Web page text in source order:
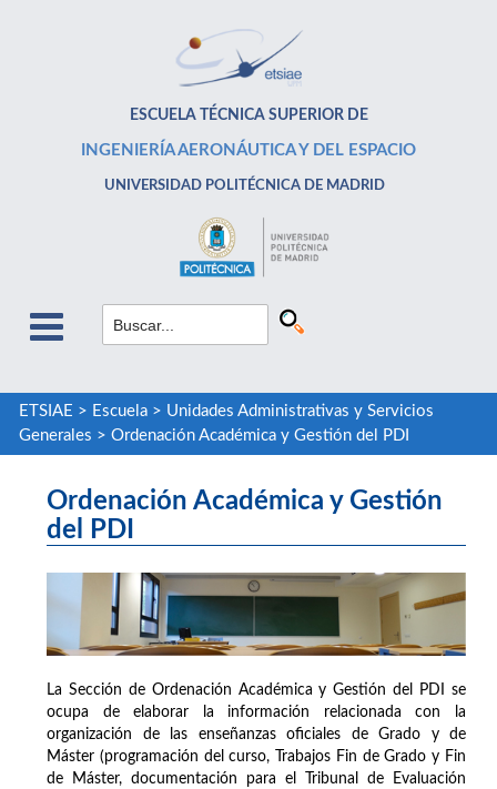
ESCUELA TÉCNICA SUPERIOR DE
INGENIERÍA AERONÁUTICA Y DEL ESPACIO
UNIVERSIDAD POLITÉCNICA DE MADRID
ETSIAE > Escuela> Unidades Administrativas y Servicios
Generales > Ordenación Académica y Gestión del PDI
Ordenación Académica y Gestión
del PDI
La Sección de Ordenación Académica y Gestión del PDI se
ocupa de elaborar la información relacionada con la
organización de las enseñanzas oficiales de Grado y de
Máster (programación del curso, Trabajos Fin de Grado y Fin
de Máster, documentación para el Tribunal de Evaluación